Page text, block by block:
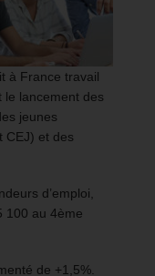
à France travail
le lancement des
jeunes
CEJ) et des
d’emploi,
100 au 4ème
de +1,5%.